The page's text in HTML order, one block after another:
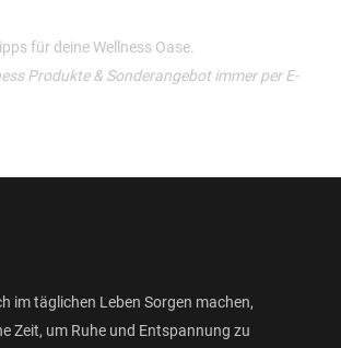
für deine Wellness Oase.
Produkte & Sonderangebot immer per E-
im täglichen Leben Sorgen machen,
Zeit, um Ruhe und Entspannung zu